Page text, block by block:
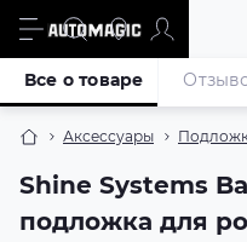
Аксессуары
Shine Systems
подложка для
Все о товаре